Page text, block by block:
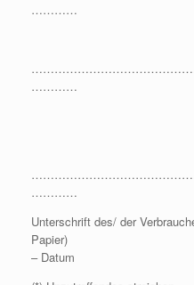
…………
…………
…………
Unterschrift des/ der
Papier)
– Datum